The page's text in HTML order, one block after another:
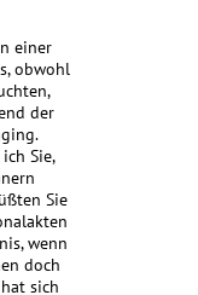
einer
obwohl
der
Sie,
Sie
wenn
doch
sich